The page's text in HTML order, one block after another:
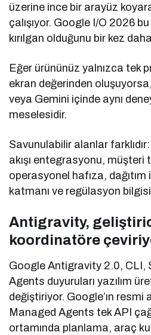
üzerine ince bir arayüz
çalışıyor. Google I/O 2026
kırılgan olduğunu bir kez
Eğer ürününüz yalnızca tek
ekran değerinden
veya Gemini içinde aynı
meselesidir.
Savunulabilir alanlar
akışı entegrasyonu, müşteri
operasyonel hafıza,
katmanı ve regülasyon
Antigravity,
koordinatöre
Google Antigravity 2.0, CLI,
Agents duyuruları yazılım
değiştiriyor. Google’ın resmi
Managed Agents tek API
ortamında planlama, araç